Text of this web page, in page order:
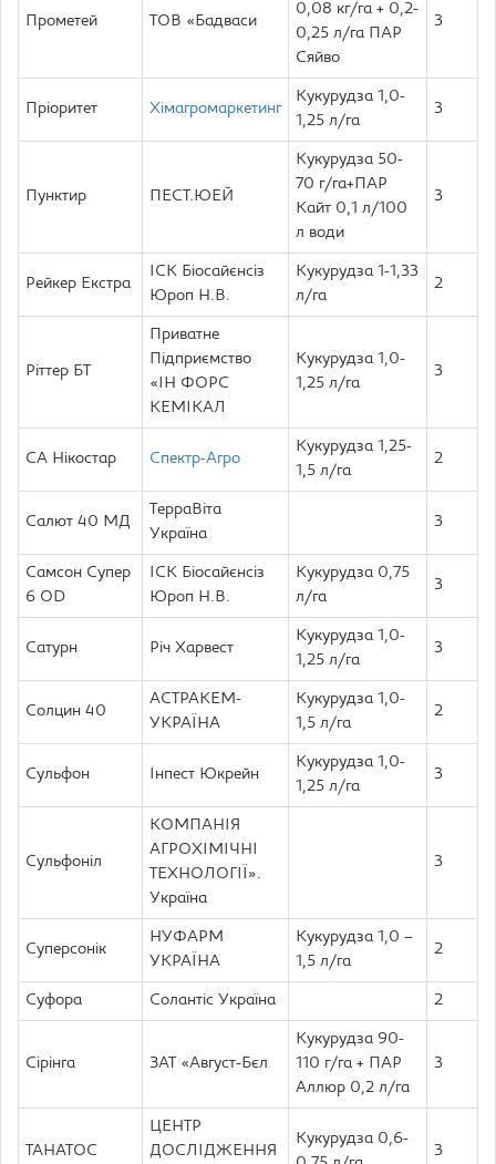
Прометей TOB «Бадваси
0,08 кг/га + 0,2-
0,25 л/га ПАР
Сяйво
3
Пріоритет Хімагромаркетинг
Кукурудза 1,0-
1,25 л/га
3
Пунктир ПЕСТ.ЮЕЙ
Кукурудза 50-
70 г/га+ПАР
Кайт 0,1 л/100
л води
3
Рейкер Екстра
ІСК Біосайєнсіз
Юроп Н.В.
Кукурудза 1-1,33
л/га
2
Ріттер БТ
Приватне
Підприємство
«ІН ФОРС
КЕМІКАЛ
Кукурудза 1,0-
1,25 л/га
3
СА Нікостар Спектр-Агро
Кукурудза 1,25-
1,5 л/га
2
Салют 40 МД
ТерраВіта
Україна
3
Самсон Супер
6 OD
ІСК Біосайєнсіз
Юроп Н.В.
Кукурудза 0,75
л/га
3
Сатурн Річ Харвест
Кукурудза 1,0-
1,25 л/га
3
Солцин 40
АСТРАКЕМ-
УКРАЇНА
Кукурудза 1,0-
1,5 л/га
2
Сульфон Інпест Юкрейн
Кукурудза 1,0-
1,25 л/га
3
Сульфоніл
КОМПАНІЯ
АГРОХІМІЧНІ
ТЕХНОЛОГІЇ».
Україна
3
Суперсонік
НУФАРМ
УКРАЇНА
Кукурудза 1,0 –
1,5 л/га
2
Суфора Солантіс Україна 2
Сірінга ЗАТ «Август-Бєл
Кукурудза 90-
110 г/га + ПАР
Аллюр 0,2 л/га
3
ТАНАТОС
ЦЕНТР
ДОСЛІДЖЕННЯ
Кукурудза 0,6-
3